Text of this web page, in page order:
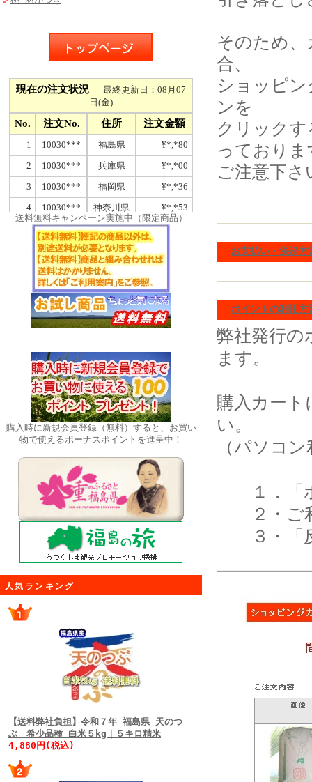
送料無料キャンペーン実施中（限定商品）
購入時に新規会員登録（無料）すると、お買い
物で使えるボーナスポイントを進呈中！
人気ランキング
【送料弊社負担】令和７年 福島県 天のつ
ぶ 希少品種 白米５kg｜５キロ精米
4,880円(税込)
そのため、
合、
ショッピ
ンを
クリック
っておりま
ご注意下さ
お支払い・決済方
ポイントの利用方
弊社発行の
ます。
購入カート
い。
（パソコ
１．「ポ
２・ご利
３・「反